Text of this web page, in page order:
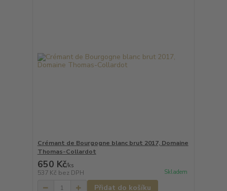
Crémant de Bourgogne blanc brut 2017, Domaine
Thomas-Collardot
650 Kč/ks
537 Kč bez DPH Skladem
Přidat do košíku